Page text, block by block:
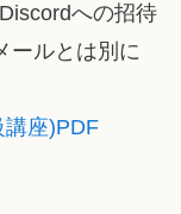
Discordへの招待
ールとは別に
講座)PDF